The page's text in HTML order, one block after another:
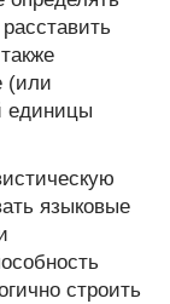
(или
единицы
языковые
строить